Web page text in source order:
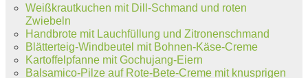
Weißkrautkuchen mit Dill-Schmand und roten
Zwiebeln
Handbrote mit Lauchfüllung und Zitronenschmand
Blätterteig-Windbeutel mit Bohnen-Käse-Creme
Kartoffelpfanne mit Gochujang-Eiern
Balsamico-Pilze auf Rote-Bete-Creme mit knusprigen